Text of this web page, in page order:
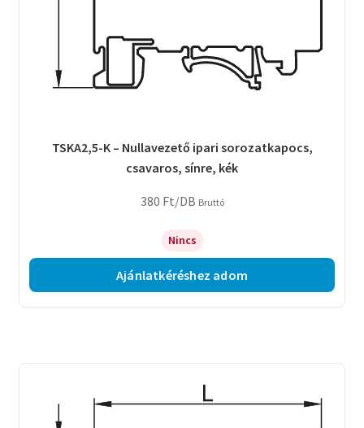
TSKA2,5-K – Nullavezető ipari sorozatkapocs,
csavaros, sínre, kék
380 Ft/DB Bruttó
Nincs
Ajánlatkéréshez adom